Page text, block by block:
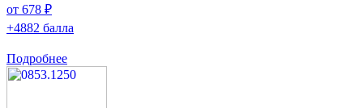
от 678 ₽
+4882 балла
Подробнее